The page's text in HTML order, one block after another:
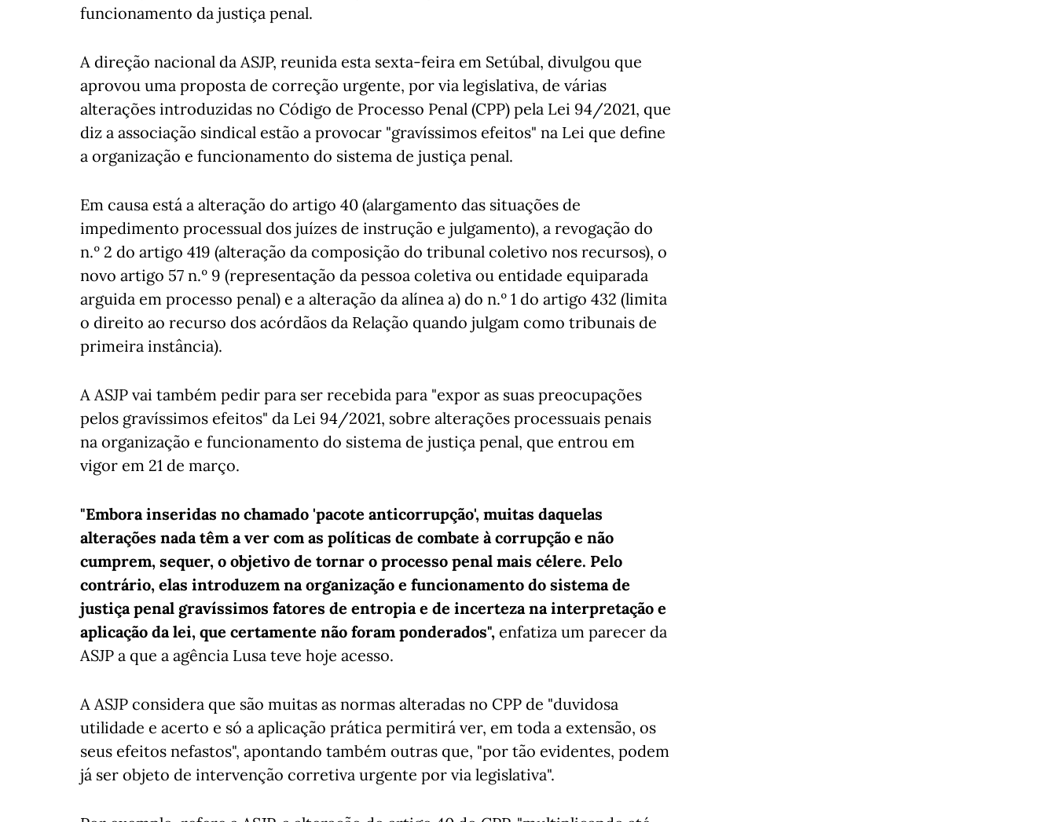
funcionamento da justiça penal.
A direção nacional da ASJP, reunida esta sexta-feira em Setúbal, divulgou que
aprovou uma proposta de correção urgente, por via legislativa, de várias
alterações introduzidas no Código de Processo Penal (CPP) pela Lei 94/2021, que
diz a associação sindical estão a provocar "gravíssimos efeitos" na Lei que define
a organização e funcionamento do sistema de justiça penal.
Em causa está a alteração do artigo 40 (alargamento das situações de
impedimento processual dos juízes de instrução e julgamento), a revogação do
n.º 2 do artigo 419 (alteração da composição do tribunal coletivo nos recursos), o
novo artigo 57 n.º 9 (representação da pessoa coletiva ou entidade equiparada
arguida em processo penal) e a alteração da alínea a) do n.º 1 do artigo 432 (limita
o direito ao recurso dos acórdãos da Relação quando julgam como tribunais de
primeira instância).
A ASJP vai também pedir para ser recebida para "expor as suas preocupações
pelos gravíssimos efeitos" da Lei 94/2021, sobre alterações processuais penais
na organização e funcionamento do sistema de justiça penal, que entrou em
vigor em 21 de março.
"Embora inseridas no chamado 'pacote anticorrupção', muitas daquelas
alterações nada têm a ver com as políticas de combate à corrupção e não
cumprem, sequer, o objetivo de tornar o processo penal mais célere. Pelo
contrário, elas introduzem na organização e funcionamento do sistema de
justiça penal gravíssimos fatores de entropia e de incerteza na interpretação e
aplicação da lei, que certamente não foram ponderados", enfatiza um parecer da
ASJP a que a agência Lusa teve hoje acesso.
A ASJP considera que são muitas as normas alteradas no CPP de "duvidosa
utilidade e acerto e só a aplicação prática permitirá ver, em toda a extensão, os
seus efeitos nefastos", apontando também outras que, "por tão evidentes, podem
já ser objeto de intervenção corretiva urgente por via legislativa".